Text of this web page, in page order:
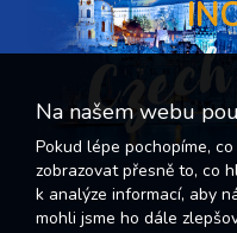
Na našem webu
Pokud lépe pochopíme,
zobrazovat přesně to, co
k analýze informací, aby
mohli jsme ho dále